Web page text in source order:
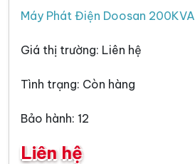
Máy Phát Điện Doosan 200KVA
Giá thị trường: Liên hệ
Tình trạng: Còn hàng
Bảo hành: 12
Liên hệ